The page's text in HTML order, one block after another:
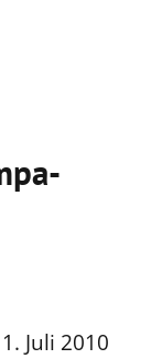
Juli 2010